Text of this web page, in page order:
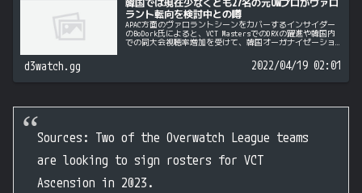
韓国では現在少なくとも27名の元OWプロがヴァロ
ラント転向を検討中との噂
APAC方面のヴァロラントシーンをカバーするインサイダー
のBoDork氏によると、VCT MastersでのDRXの躍進や韓国内
での同大会視聴率増加を受けて、韓国オーガナイゼーショ
d3watch.gg 2022/04/19 02:01
Sources: Two of the Overwatch League teams
are looking to sign rosters for VCT
Ascension in 2023.